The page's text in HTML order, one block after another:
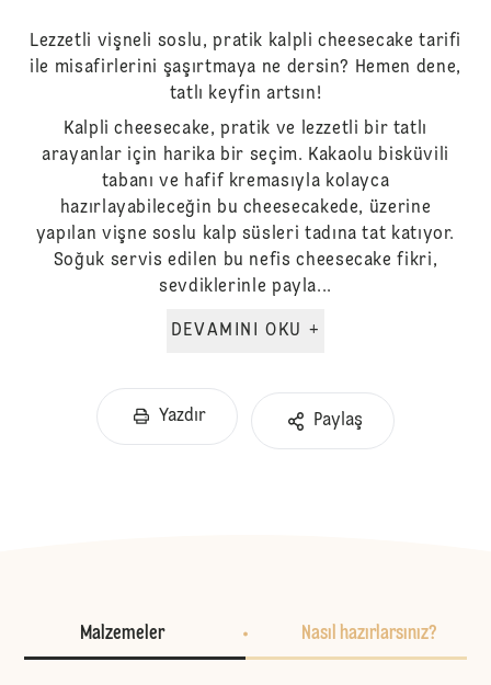
Lezzetli vişneli soslu, pratik kalpli cheesecake tarifi
ile misafirlerini şaşırtmaya ne dersin? Hemen dene,
tatlı keyfin artsın!
Kalpli cheesecake, pratik ve lezzetli bir tatlı
arayanlar için harika bir seçim. Kakaolu bisküvili
tabanı ve hafif kremasıyla kolayca
hazırlayabileceğin bu cheesecakede, üzerine
yapılan vişne soslu kalp süsleri tadına tat katıyor.
Soğuk servis edilen bu nefis cheesecake fikri,
sevdiklerinle payla...
DEVAMINI OKU +
Yazdır Paylaş
Malzemeler Nasıl hazırlarsınız?